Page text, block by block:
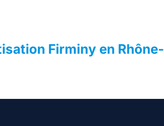
Firminy en